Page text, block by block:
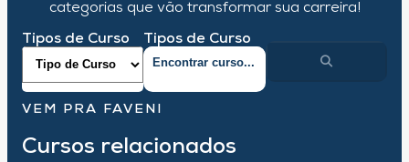
categorias que vão transformar sua carreira!
Tipos de Curso Tipos de Curso
VEM PRA FAVENI
Cursos relacionados